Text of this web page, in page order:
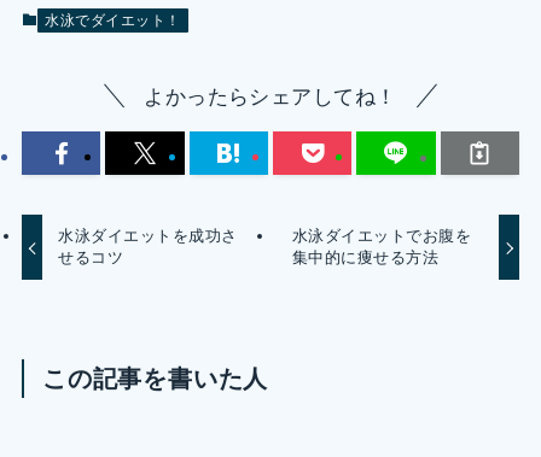
水泳でダイエット！
よかったらシェアしてね！
水泳ダイエットを成功さ
せるコツ
水泳ダイエットでお腹を
集中的に痩せる方法
この記事を書いた人